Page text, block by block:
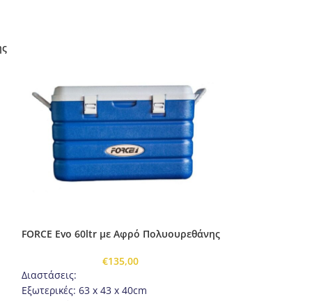
FORCE Evo 60ltr με Αφρό Πολυουρεθάνης
€135,00
Διαστάσεις:
Εξωτερικές: 63 x 43 x 40cm